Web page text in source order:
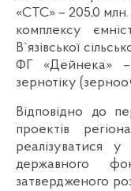
«СТС» – 205,0 млн.
комплексу
В`язівської
ФГ «Дейнека»
зернотіку
Відповідно до
проектів
реалізуватися
державного
затвердженого